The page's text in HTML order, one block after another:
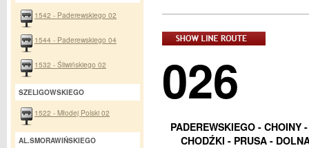
026
PADEREWSKIEGO - CHOINY
CHODŹKI - PRUSA -
1542 - Paderewskiego 02
1544 - Paderewskiego 04
1532 - Śliwińskiego 02
SZELIGOWSKIEGO
1522 - Młodej Polski 02
AL.SMORAWIŃSKIEGO